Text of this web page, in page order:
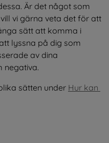
Är det något som
vi gärna veta det för att
sätt att komma i
lyssna på dig som
av dina
negativa.
sätten under Hur kan